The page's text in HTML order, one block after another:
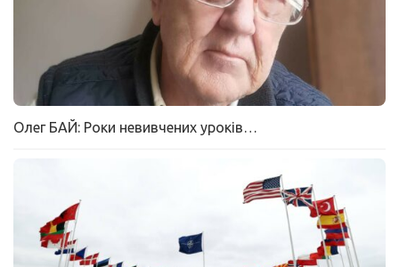
Олег БАЙ: Роки невивчених уроків…